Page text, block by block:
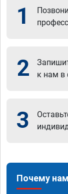
1
2
к нам в
3
Почему